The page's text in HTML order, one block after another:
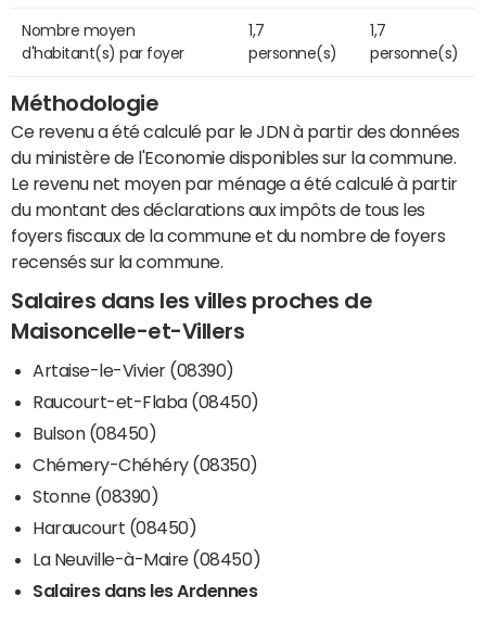
Nombre moyen
d'habitant(s) par foyer
1,7
personne(s)
1,7
personne(s)
Méthodologie
Ce revenu a été calculé par le JDN à partir des données
du ministère de l'Economie disponibles sur la commune.
Le revenu net moyen par ménage a été calculé à partir
du montant des déclarations aux impôts de tous les
foyers fiscaux de la commune et du nombre de foyers
recensés sur la commune.
Salaires dans les villes proches de
Maisoncelle-et-Villers
Artaise-le-Vivier (08390)
Raucourt-et-Flaba (08450)
Bulson (08450)
Chémery-Chéhéry (08350)
Stonne (08390)
Haraucourt (08450)
La Neuville-à-Maire (08450)
Salaires dans les Ardennes